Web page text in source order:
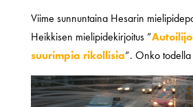
Viime sunnuntaina Hesarin
Heikkisen mielipidekirjoitus ”
suurimpia rikollisia”. Onko